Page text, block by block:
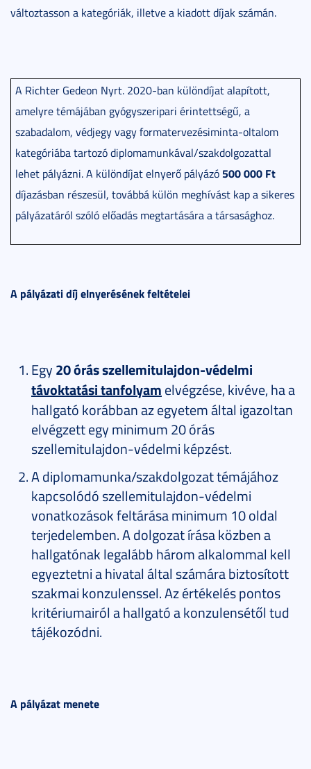
változtasson a kategóriák, illetve a kiadott díjak számán.
A Richter Gedeon Nyrt. 2020-ban különdíjat alapított,
amelyre témájában gyógyszeripari érintettségű, a
szabadalom, védjegy vagy formatervezésiminta-oltalom
kategóriába tartozó diplomamunkával/szakdolgozattal
lehet pályázni. A különdíjat elnyerő pályázó500 000 Ft
díjazásban részesül, továbbá külön meghívást kap a sikeres
pályázatáról szóló előadás megtartására a társasághoz.
A pályázati díj elnyerésének feltételei
Egy 20 órás szellemitulajdon-védelmi
távoktatási tanfolyam elvégzése, kivéve, ha a
hallgató korábban az egyetem által igazoltan
elvégzett egy minimum 20 órás
szellemitulajdon-védelmi képzést.
A diplomamunka/szakdolgozat témájához
kapcsolódó szellemitulajdon-védelmi
vonatkozások feltárása minimum 10 oldal
terjedelemben. A dolgozat írása közben a
hallgatónak legalább három alkalommal kell
egyeztetni a hivatal által számára biztosított
szakmai konzulenssel. Az értékelés pontos
kritériumairól a hallgató a konzulensétől tud
tájékozódni.
A pályázat menete